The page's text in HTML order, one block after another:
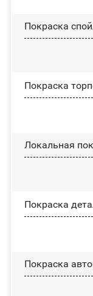
Покраска
Покраска
Локальная
Покраска
Покраска